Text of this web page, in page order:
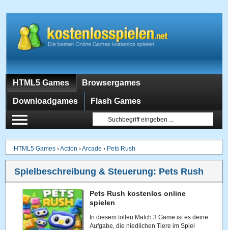
HTML5 Games Browsergames
Downloadgames Flash Games
HTML5 Games ›Action ›Arcade › Pets Rush
Spielbeschreibung & Steuerung: Pets Rush
Pets Rush kostenlos online
spielen
In diesem tollen Match 3 Game ist es deine
Aufgabe, die niedlichen Tiere im Spiel